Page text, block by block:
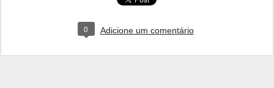
0 Adicione um comentário